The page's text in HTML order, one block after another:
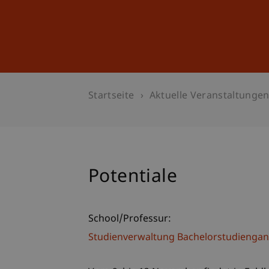
Startseite Aktuelle Veranstaltungen
Potentiale
School/Professur:
Studienverwaltung